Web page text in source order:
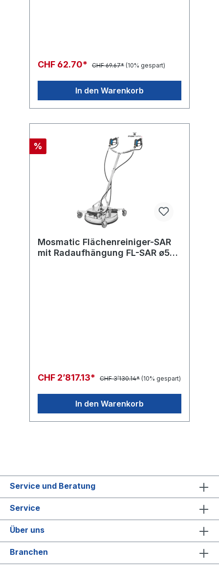
CHF 62.70* CHF 69.67* (10% gespart)
In den Warenkorb
%
Mosmatic Flächenreiniger-SAR
mit Radaufhängung FL-SAR ø520
CHF 2’817.13* CHF 3’130.14* (10% gespart)
In den Warenkorb
Service und Beratung
Service
Über uns
Branchen